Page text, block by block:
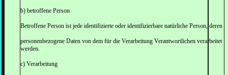
b) betroffene Person
Betroffene Person ist jede identifizierte oder identifizierbare natürliche Person, deren
personenbezogene Daten von dem für die Verarbeitung Verantwortlichen verarbeitet
werden.
c) Verarbeitung